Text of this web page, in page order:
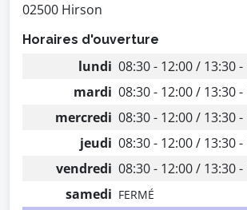
02500 Hirson
Horaires d'ouverture
lundi 08:30 - 12:00 / 13:30 -
mardi 08:30 - 12:00 / 13:30 -
mercredi 08:30 - 12:00 / 13:30 -
jeudi 08:30 - 12:00 / 13:30 -
vendredi 08:30 - 12:00 / 13:30 -
samedi FERMÉ